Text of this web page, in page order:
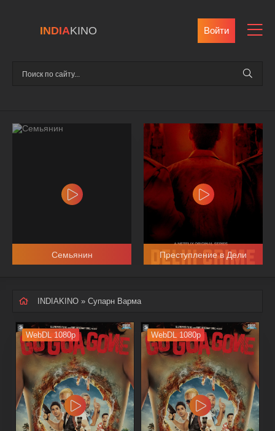
INDIAKINO Войти
Семьянин Преступление в Дели
INDIAKINO » Супарн Варма
WebDL 1080p WebDL 1080p